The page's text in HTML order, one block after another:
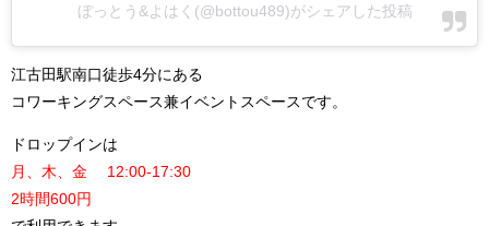
ぼっとう&よはく(@bottou489)がシェアした投稿
江古田駅南口徒歩4分にある
コワーキングスペース兼イベントスペースです。
ドロップインは
月、木、金 12:00-17:30
2時間600円